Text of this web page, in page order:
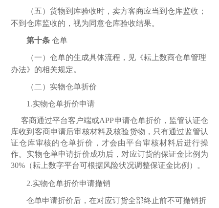
（五）货物到库验收时，卖方客商应当到仓库监收；
不到仓库监收的，视为同意仓库验收结果。
第十条 仓单
（一）仓单的生成具体流程，见《耘上数商仓单管理
办法》的相关规定。
（二）实物仓单折价
1.实物仓单折价申请
客商通过平台客户端或APP申请仓单折价，监管认证仓
库收到客商申请后审核材料及核验货物，只有通过监管认
证仓库审核的仓单折价，才会由平台审核材料后进行操
作。实物仓单申请折价成功后，对应订货的保证金比例为
30% （耘上数字平台可根据风险状况调整保证金比例）。
2.实物仓单折价申请撤销
仓单申请折价后，在对应订货全部终止前不可撤销折